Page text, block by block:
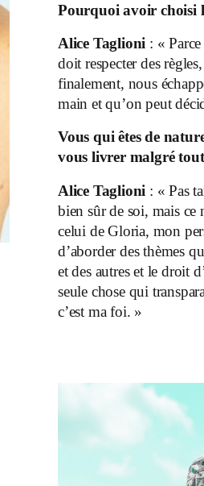
Pourquoi avoir choisi
Alice Taglioni : «
doit respecter des
finalement, nous
main et qu’on peut
Vous qui êtes de
vous livrer malgré
Alice Taglioni : « Pas
bien sûr de soi, mais ce
celui de Gloria, mon
d’aborder des thèmes
et des autres et le droit
seule chose qui
c’est ma foi. »